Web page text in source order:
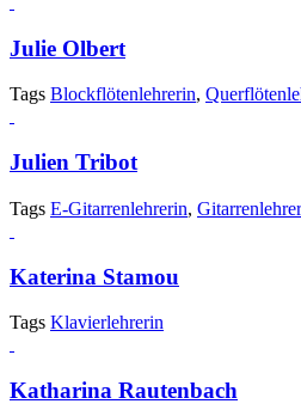
Julie Olbert
Tags Blockflötenlehrerin,
Julien Tribot
Tags E-Gitarrenlehrerin,
Katerina Stamou
Tags Klavierlehrerin
Katharina Rautenbach